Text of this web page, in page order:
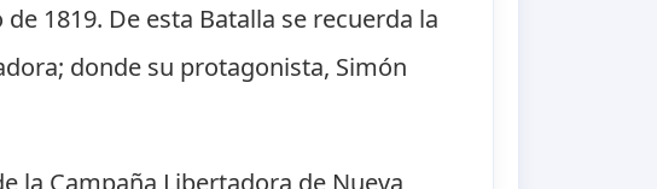
1819. De esta Batalla se recuerda la
donde su protagonista, Simón
la Campaña Libertadora de Nueva